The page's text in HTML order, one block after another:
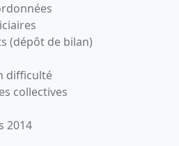
(dépôt de bilan)
difficulté
collectives
2014